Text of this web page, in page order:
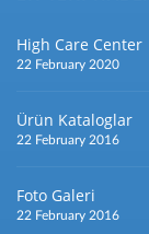
High Care Center
22 February 2020
Ürün Kataloglar
22 February 2016
Foto Galeri
22 February 2016